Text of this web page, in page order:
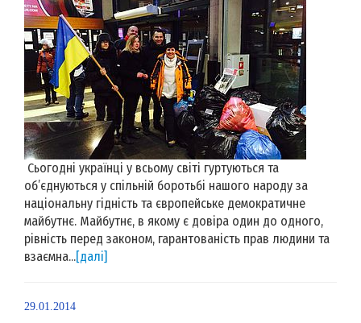
Сьогодні українці у всьому світі гуртуються та
об’єднуються у спільній боротьбі нашого народу за
національну гідність та європейське демократичне
майбутнє. Майбутнє, в якому є довіра один до одного,
рівність перед законом, гарантованість прав людини та
взаємна...[далі]
29.01.2014